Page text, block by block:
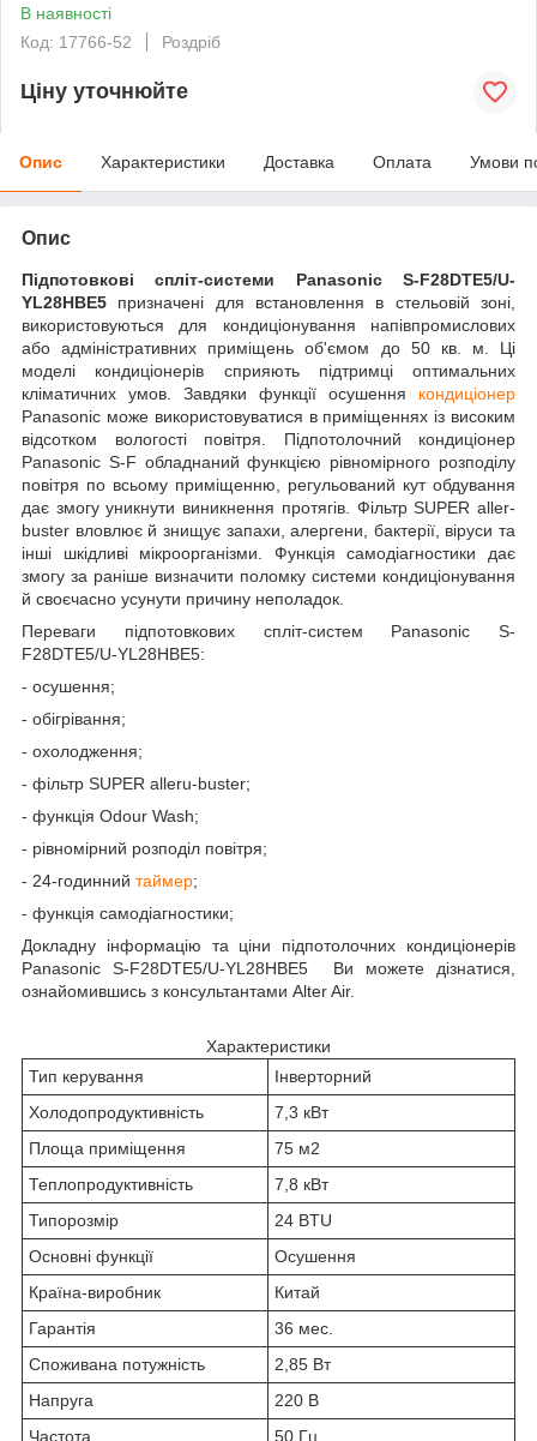
В наявності
Код: 17766-52
Роздріб
Ціну уточнюйте
Опис Характеристики Доставка Оплата Умови
Опис
Підпотовкові спліт-системи Panasonic S-F28DTE5/U-
YL28HBE5 призначені для встановлення в стельовій зоні,
використовуються для кондиціонування напівпромислових
або адміністративних приміщень об'ємом до 50 кв. м. Ці
моделі кондиціонерів сприяють підтримці оптимальних
кліматичних умов. Завдяки функції осушення кондиціонер
Panasonic може використовуватися в приміщеннях із високим
відсотком вологості повітря. Підпотолочний кондиціонер
Panasonic S-F обладнаний функцією рівномірного розподілу
повітря по всьому приміщенню, регульований кут обдування
дає змогу уникнути виникнення протягів. Фільтр SUPER aller-
buster вловлює й знищує запахи, алергени, бактерії, віруси та
інші шкідливі мікроорганізми. Функція самодіагностики дає
змогу за раніше визначити поломку системи кондиціонування
й своєчасно усунути причину неполадок.
Переваги підпотовкових спліт-систем Panasonic S-
F28DTE5/U-YL28HBE5:
- осушення;
- обігрівання;
- охолодження;
- фільтр SUPER alleru-buster;
- функція Odour Wash;
- рівномірний розподіл повітря;
- 24-годинний таймер;
- функція самодіагностики;
Докладну інформацію та ціни підпотолочних кондиціонерів
Panasonic S-F28DTE5/U-YL28HBE5
Ви можете дізнатися,
ознайомившись з консультантами Alter Air.
Характеристики
Тип керування
Інверторний
Холодопродуктивність
7,3 кВт
Площа приміщення
75 м2
Теплопродуктивність
7,8 кВт
Типорозмір
24 BTU
Основні функції
Осушення
Країна-виробник
Китай
Гарантія
36 мес.
Споживана потужність
2,85 Вт
Напруга
220 В
Частота
50 Гц